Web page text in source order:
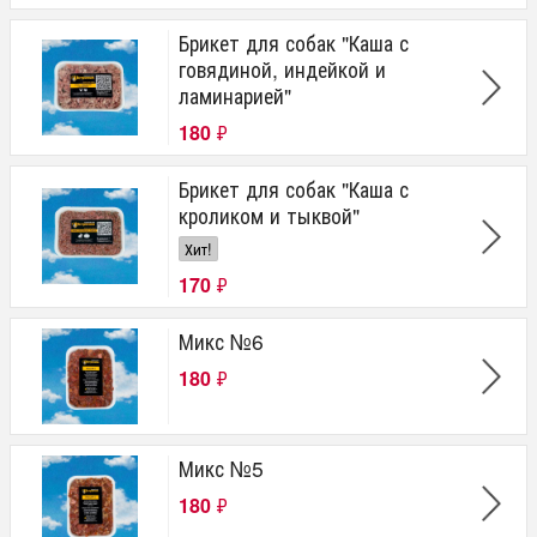
Брикет для собак "Каша с
говядиной, индейкой и
ламинарией"
180 ₽
Брикет для собак "Каша с
кроликом и тыквой"
Хит!
170 ₽
Микс №6
180 ₽
Микс №5
180 ₽